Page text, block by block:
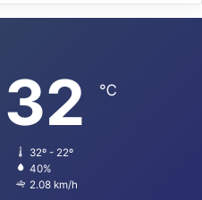
32 ℃
32º - 22º
40%
2.08 km/h